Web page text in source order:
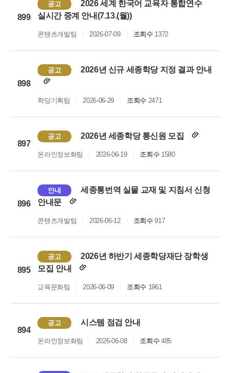
899
공고
2026 세계 한국어 교육자 통합연수
실시간 중계 안내(7.13.(월))
콘텐츠개발팀 2026-07-09 조회수1372
898
공고 2026년 신규 세종학당 지정 결과 안내
학당기획팀 2026-06-29 조회수2471
897
공고 2026년 세종학당 통신원 모집
온라인정보화팀 2026-06-19 조회수1580
896
안내
세종통번역 실물 교재 및 지침서 신청
안내문
콘텐츠개발팀 2026-06-12 조회수917
895
공고
2026년 하반기 세종학당재단 장학생
모집 안내
교육문화팀 2026-06-09 조회수1961
894
공고 시스템 점검 안내
온라인정보화팀 2026-06-08 조회수485